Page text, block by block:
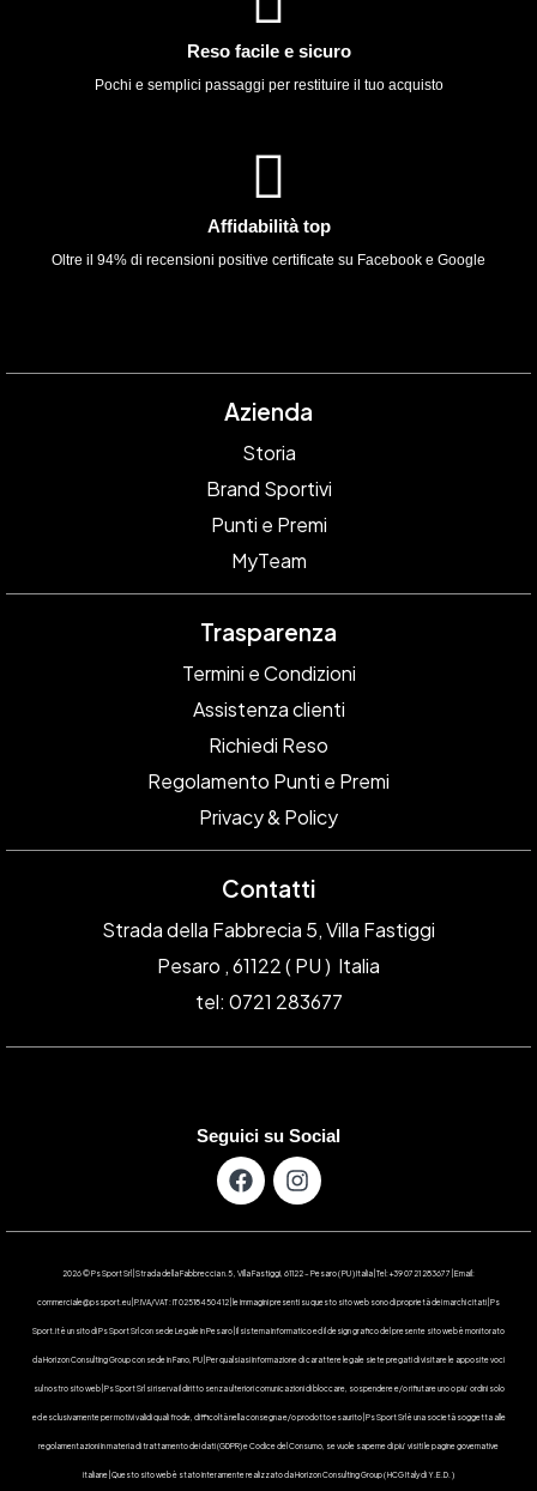
Reso facile e sicuro
Pochi e semplici passaggi per restituire il tuo acquisto
Affidabilità top
Oltre il 94% di recensioni positive certificate su Facebook e Google
Azienda
Storia
Brand Sportivi
Punti e Premi
MyTeam
Trasparenza
Termini e Condizioni
Assistenza clienti
Richiedi Reso
Regolamento Punti e Premi
Privacy & Policy
Contatti
Strada della Fabbrecia 5, Villa Fastiggi
Pesaro , 61122 ( PU ) Italia
tel: 0721 283677
Seguici su Social
2026 © Ps Sport Srl | Strada della Fabbreccia n.5 , Villa Fastiggi, 61122 – Pesaro ( PU ) Italia | Tel: +39 0721 283677 | Email:
commerciale@pssport.eu | P.IVA/VAT : IT 02518450412 | le immagini presenti su questo sito web sono di proprietà dei marchi citati | Ps
Sport.it è un sito di Ps Sport Srl con sede Legale in Pesaro | Il sistema informatico ed il design grafico del presente sito web è monitorato
da Horizon Consulting Group con sede in Fano, PU | Per qualsiasi informazione di carattere legale siete pregati di visitare le apposite voci
sul nostro sito web | Ps Sport Srl si riserva il diritto senza ulteriori comunicazioni di bloccare, sospendere e/o rifiutare uno o piu’ ordini solo
ed esclusivamente per motivi validi quali frode, difficoltà nella consegna e/o prodotto esaurito | Ps Sport Srl è una società soggetta alle
regolamentazioni in materia di trattamento dei dati (GDPR) e Codice del Consumo, se vuole saperne di piu’ visiti le pagine governative
italiane | Questo sito web è stato interamente realizzato da Horizon Consulting Group ( HCG Italy di Y.E.D. )